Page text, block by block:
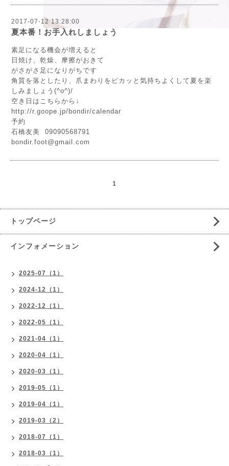
2017-07-12 13:28:00
夏本番！お手入れしましょう
素足になる機会が増えると
日焼け、乾燥、摩擦がおきて
がさがさ足になりがちです
角質を落としたり、爪まわりをピカッと気持ちよくして夏を楽
しみましょう(^o^)/
空き日はこちらから↓
http://r.goope.jp/bondir/calendar
予約
石橋友美 09090568791
bondir.foot@gmail.com
1
トップページ
インフォメーション
2025-07（1）
2024-12（1）
2022-12（1）
2022-05（1）
2021-04（1）
2020-04（1）
2020-03（1）
2019-05（1）
2019-04（1）
2019-03（2）
2018-07（1）
2018-03（1）